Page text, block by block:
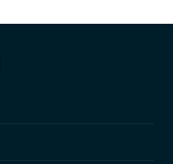
Ribatejo